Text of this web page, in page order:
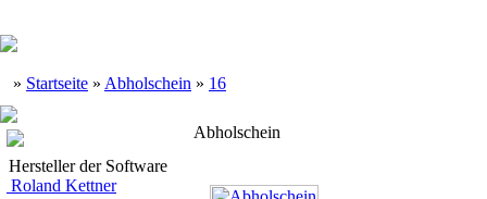
» Startseite » Abholschein » 16
Hersteller der Software
Roland Kettner
Abholschein